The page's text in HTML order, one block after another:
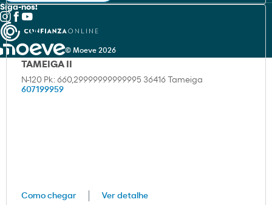
TAMEIGA II
N-120 Pk: 660,29999999999995 36416 Tameiga
607199959
Como chegar Ver detalhe
© Moeve 2026
Siga-nos!